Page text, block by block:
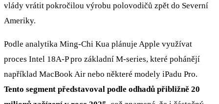
vlády vrátit pokročilou výrobu polovodičů zpět do Severní
Ameriky.
Podle analytika Ming-Chi Kua plánuje Apple využívat
proces Intel 18A-P pro základní M-series, které pohánějí
například MacBook Air nebo některé modely iPadu Pro.
Tento segment představoval podle odhadů přibližně 20